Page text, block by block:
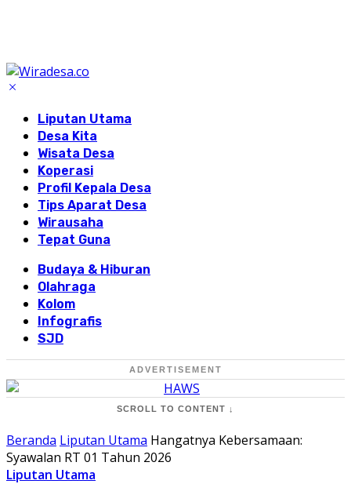
Liputan Utama
Desa Kita
Wisata Desa
Koperasi
Profil Kepala Desa
Tips Aparat Desa
Wirausaha
Tepat Guna
Budaya & Hiburan
Olahraga
Kolom
Infografis
SJD
ADVERTISEMENT
SCROLL TO CONTENT ↓
Beranda Liputan Utama Hangatnya Kebersamaan:
Syawalan RT 01 Tahun 2026
Liputan Utama